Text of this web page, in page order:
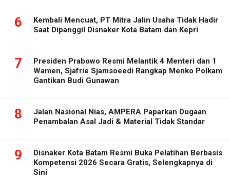
6
Kembali Mencuat, PT Mitra Jalin Usaha Tidak Hadir
Saat Dipanggil Disnaker Kota Batam dan Kepri
7
Presiden Prabowo Resmi Melantik 4 Menteri dan 1
Wamen, Sjafrie Sjamsoeedi Rangkap Menko Polkam
Gantikan Budi Gunawan
8
Jalan Nasional Nias, AMPERA Paparkan Dugaan
Penambalan Asal Jadi & Material Tidak Standar
9
Disnaker Kota Batam Resmi Buka Pelatihan Berbasis
Kompetensi 2026 Secara Gratis, Selengkapnya di
Sini